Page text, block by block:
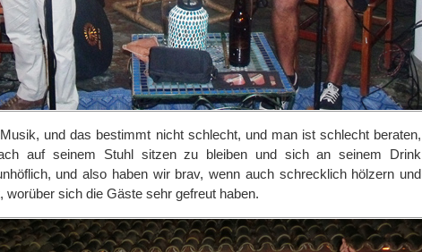
und das bestimmt nicht schlecht, und man ist schlecht beraten,
auf seinem Stuhl sitzen zu bleiben und sich an seinem Drink
und also haben wir brav, wenn auch schrecklich hölzern und
worüber sich die Gäste sehr gefreut haben.